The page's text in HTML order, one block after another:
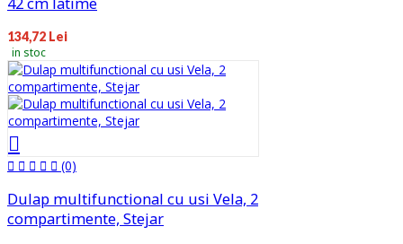
134,72 Lei
in stoc
(0)
Dulap multifunctional cu usi Vela, 2
compartimente, Stejar